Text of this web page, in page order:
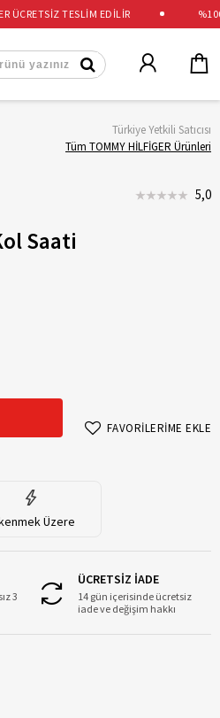
TESLİM EDİLİR %100
Türkiye Yetkili Satıcısı
Tüm TOMMY HİLFİGER Ürünleri
5,0
Saati
FAVORİLERİME EKLE
Üzere
3
ÜCRETSİZ İADE
14 gün içerisinde ücretsiz
iade ve değişim hakkı